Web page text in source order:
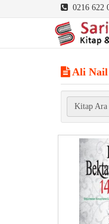
0216
Ali Nail
Kitap Ara